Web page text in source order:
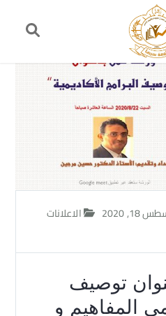
18, 2020
الاعلانات
توصيف
المفاهيم و